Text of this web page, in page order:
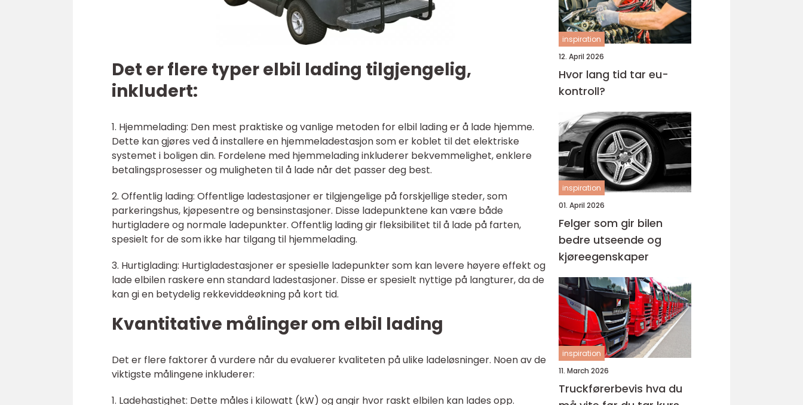
Det er flere typer elbil lading tilgjengelig,
inkludert:
1. Hjemmelading: Den mest praktiske og vanlige metoden for elbil lading er å lade hjemme.
Dette kan gjøres ved å installere en hjemmeladestasjon som er koblet til det elektriske
systemet i boligen din. Fordelene med hjemmelading inkluderer bekvemmelighet, enklere
betalingsprosesser og muligheten til å lade når det passer deg best.
2. Offentlig lading: Offentlige ladestasjoner er tilgjengelige på forskjellige steder, som
parkeringshus, kjøpesentre og bensinstasjoner. Disse ladepunktene kan være både
hurtigladere og normale ladepunkter. Offentlig lading gir fleksibilitet til å lade på farten,
spesielt for de som ikke har tilgang til hjemmelading.
3. Hurtiglading: Hurtigladestasjoner er spesielle ladepunkter som kan levere høyere effekt og
lade elbilen raskere enn standard ladestasjoner. Disse er spesielt nyttige på langturer, da de
kan gi en betydelig rekkeviddeøkning på kort tid.
Kvantitative målinger om elbil lading
Det er flere faktorer å vurdere når du evaluerer kvaliteten på ulike ladeløsninger. Noen av de
viktigste målingene inkluderer:
1. Ladehastighet: Dette måles i kilowatt (kW) og angir hvor raskt elbilen kan lades opp.
inspiration
12. April 2026
Hvor lang tid tar eu-
kontroll?
inspiration
01. April 2026
Felger som gir bilen
bedre utseende og
kjøreegenskaper
inspiration
11. March 2026
Truckførerbevis hva du